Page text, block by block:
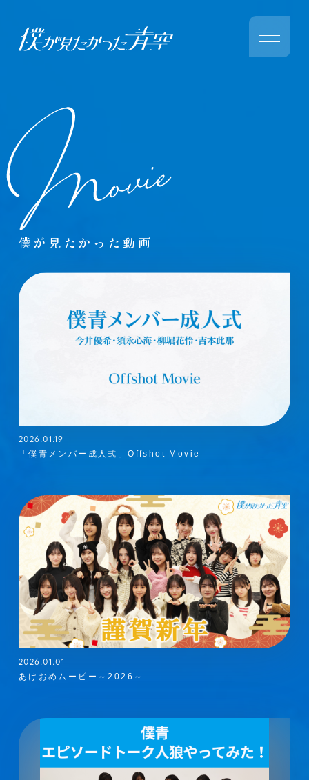
僕が見たかった動画
2026.01.19
「僕青メンバー成人式」Offshot Movie
2026.01.01
あけおめムービー～2026～